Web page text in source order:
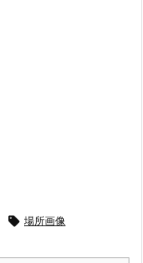
 場所画像